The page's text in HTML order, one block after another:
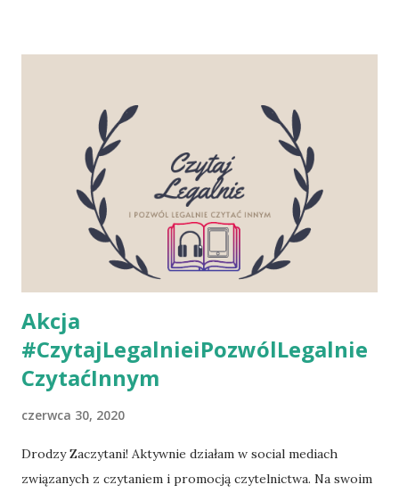
nie powinno bać się swojego rodzica. Żadne! Patrzyć na
rodzica oczami pełnymi bezbrzeżnego strachu, a co gorsza
poczucia winy, że znowu zawiodło, że znowu nie słuchało.
Że znowu po prostu było… dzieckiem. Główna bohaterka
„Wron” Basia to mały kolorowy ptaszek, obdarzony
talentem malarskim, który nie ma najmniejszych problemów
z nauką, ale jednocześnie...
Akcja
#CzytajLegalnieiPozwólLegalnie
CzytaćInnym
czerwca 30, 2020
Drodzy Zaczytani! Aktywnie działam w social mediach
związanych z czytaniem i promocją czytelnictwa. Na swoim